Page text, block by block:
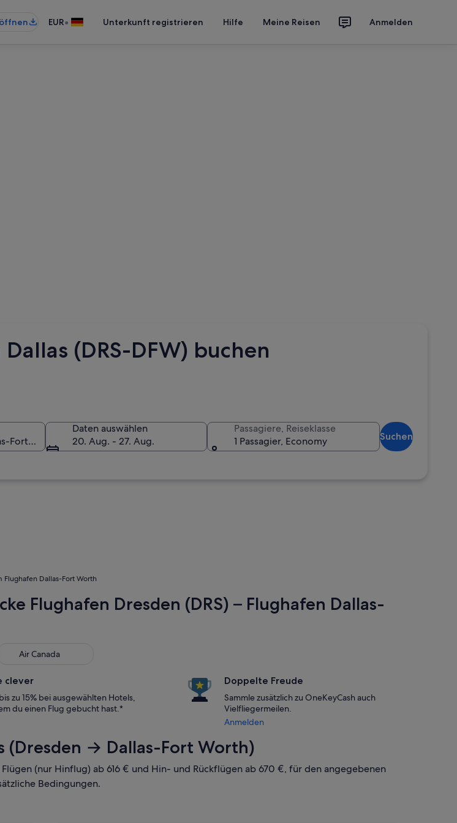
EUR• Unterkunft registrieren Hilfe Meine Reisen Anmelden
(DRS-DFW) buchen
Daten auswählen
20. Aug. - 27. Aug.
Passagiere, Reiseklasse
1 Passagier, Economy
Suchen
Flughafen Dallas-Fort Worth
Flughafen Dresden (DRS) – Flughafen Dallas-
Air Canada
Air Canada
clever
zu 15% bei ausgewählten Hotels,
du einen Flug gebucht hast.*
Doppelte Freude
Sammle zusätzlich zu OneKeyCash auch
Vielfliegermeilen.
Anmelden
(Dresden → Dallas-Fort Worth)
(nur Hinflug) ab 616 € und Hin- und Rückflügen ab 670 €, für den angegebenen
Bedingungen.